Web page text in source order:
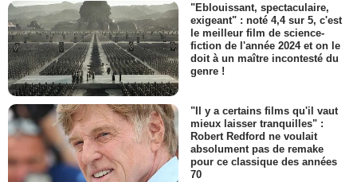
"Eblouissant, spectaculaire,
exigeant" : noté 4,4 sur 5, c'est
le meilleur film de science-
fiction de l'année 2024 et on le
doit à un maître incontesté du
genre !
"Il y a certains films qu'il vaut
mieux laisser tranquilles" :
Robert Redford ne voulait
absolument pas de remake
pour ce classique des années
70